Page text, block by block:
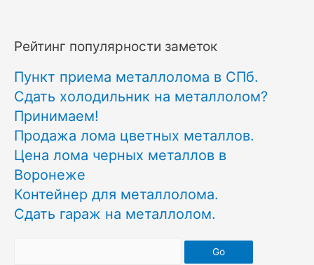
Рейтинг популярности заметок
Пункт приема металлолома в СПб.
Сдать холодильник на металлолом?
Принимаем!
Продажа лома цветных металлов.
Цена лома черных металлов в
Воронеже
Контейнер для металлолома.
Сдать гараж на металлолом.
Go